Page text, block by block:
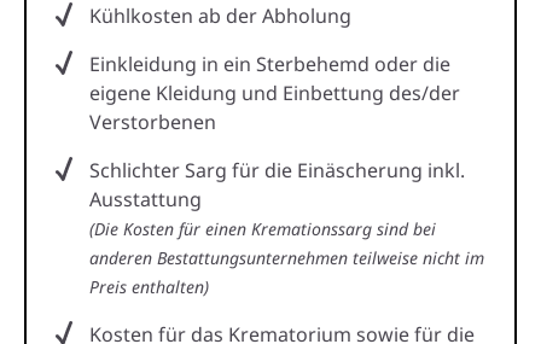
Kühlkosten ab der Abholung
Einkleidung in ein Sterbehemd oder die
eigene Kleidung und Einbettung des/der
Verstorbenen
Schlichter Sarg für die Einäscherung inkl.
Ausstattung
(Die Kosten für einen Kremationssarg sind bei
anderen Bestattungsunternehmen teilweise nicht im
Preis enthalten)
Kosten für das Krematorium sowie für die